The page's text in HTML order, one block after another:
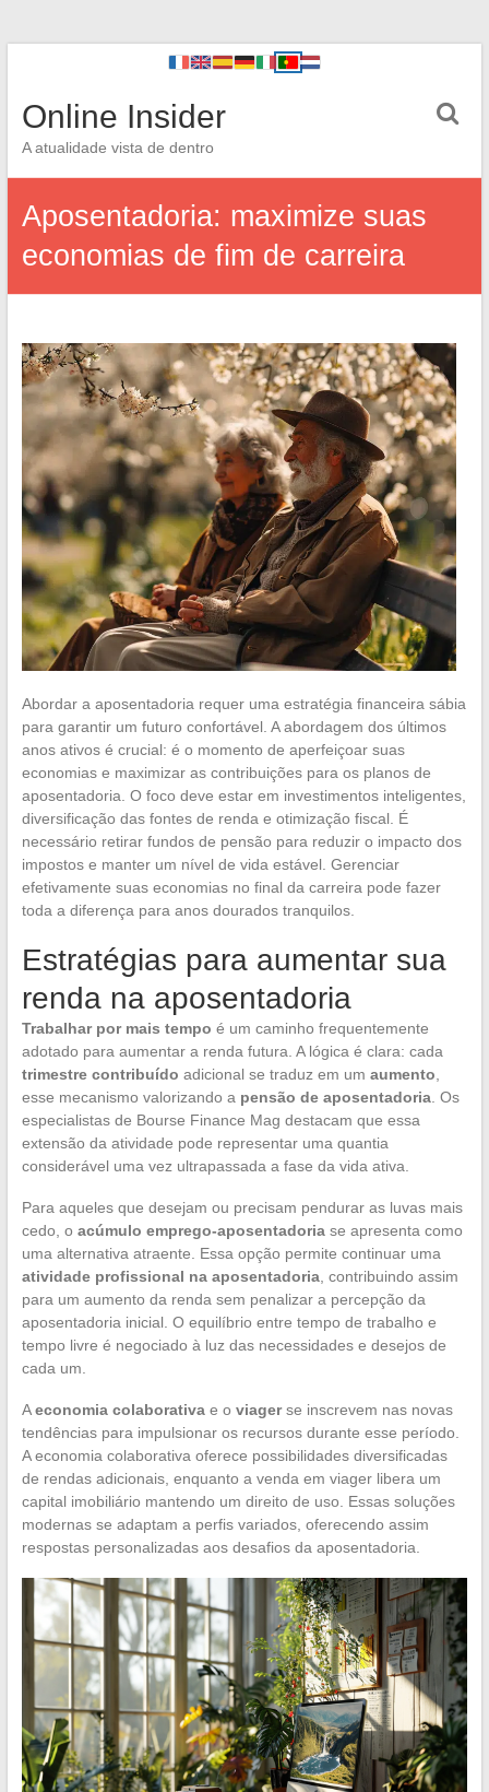
Online Insider
A atualidade vista de dentro
Aposentadoria: maximize suas
economias de fim de carreira
Abordar a aposentadoria requer uma estratégia financeira sábia
para garantir um futuro confortável. A abordagem dos últimos
anos ativos é crucial: é o momento de aperfeiçoar suas
economias e maximizar as contribuições para os planos de
aposentadoria. O foco deve estar em investimentos inteligentes,
diversificação das fontes de renda e otimização fiscal. É
necessário retirar fundos de pensão para reduzir o impacto dos
impostos e manter um nível de vida estável. Gerenciar
efetivamente suas economias no final da carreira pode fazer
toda a diferença para anos dourados tranquilos.
Estratégias para aumentar sua
renda na aposentadoria
Trabalhar por mais tempo é um caminho frequentemente
adotado para aumentar a renda futura. A lógica é clara: cada
trimestre contribuído adicional se traduz em um aumento
esse mecanismo valorizando a pensão de aposentadoria. Os
especialistas de Bourse Finance Mag destacam que essa
extensão da atividade pode representar uma quantia
considerável uma vez ultrapassada a fase da vida ativa.
Para aqueles que desejam ou precisam pendurar as luvas mais
cedo, o acúmulo emprego-aposentadoriase apresenta como
uma alternativa atraente. Essa opção permite continuar uma
atividade profissional na aposentadoria, contribuindo assim
para um aumento da renda sem penalizar a percepção da
aposentadoria inicial. O equilíbrio entre tempo de trabalho e
tempo livre é negociado à luz das necessidades e desejos de
cada um.
Aeconomia colaborativae o viagerse inscrevem nas novas
tendências para impulsionar os recursos durante esse período.
A economia colaborativa oferece possibilidades diversificadas
de rendas adicionais, enquanto a venda em viager libera um
capital imobiliário mantendo um direito de uso. Essas soluções
modernas se adaptam a perfis variados, oferecendo assim
respostas personalizadas aos desafios da aposentadoria.